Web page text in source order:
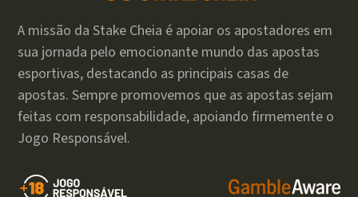
A missão da Stake Cheia é apoiar os apostadores em
sua jornada pelo emocionante mundo das apostas
esportivas, destacando as principais casas de
apostas. Sempre promovemos que as apostas sejam
feitas com responsabilidade, apoiando firmemente o
Jogo Responsável.